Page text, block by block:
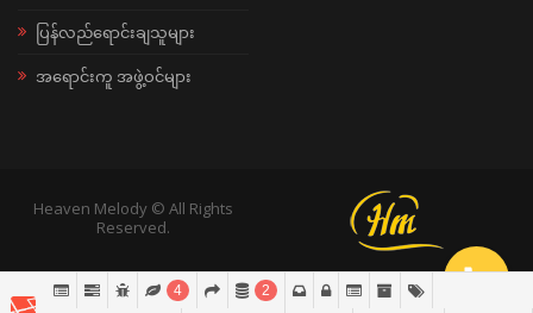
ပြန်လည်ရောင်းချသူများ
အရောင်းကူ အဖွဲ့ဝင်များ
Heaven Melody © All Rights
Reserved.
4 2